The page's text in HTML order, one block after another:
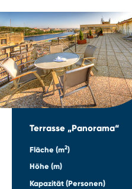
Terrasse „Panorama“
Fläche (m2)
Höhe (m)
Kapazität (Personen)